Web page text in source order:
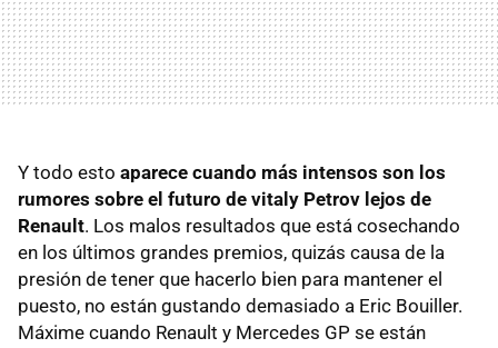
Y todo esto aparece cuando más intensos son los
rumores sobre el futuro de vitaly Petrov lejos de
Renault. Los malos resultados que está cosechando
en los últimos grandes premios, quizás causa de la
presión de tener que hacerlo bien para mantener el
puesto, no están gustando demasiado a Eric Bouiller.
Máxime cuando Renault y Mercedes GP se están